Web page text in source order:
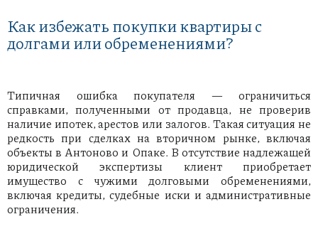
Как избежать покупки квартиры с
долгами или обременениями?
Типичная ошибка покупателя — ограничиться
справками, полученными от продавца, не проверив
наличие ипотек, арестов или залогов. Такая ситуация не
редкость при сделках на вторичном рынке, включая
объекты в Антоново и Опаке. В отсутствие надлежащей
юридической экспертизы клиент приобретает
имущество с чужими долговыми обременениями,
включая кредиты, судебные иски и административные
ограничения.